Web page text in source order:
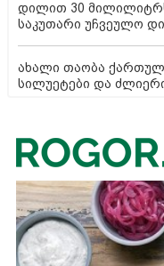
დილით 30 მილილიტრს
საკუთარი უჩვეულო
ახალი თაობა
სილუეტები და